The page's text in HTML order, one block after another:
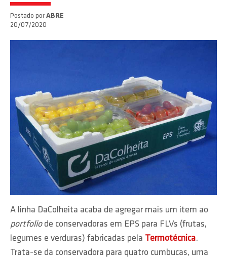
Postado por ABRE
20/07/2020
A linha DaColheita acaba de agregar mais um item ao
portfoliode conservadoras em EPS para FLVs (frutas,
legumes e verduras) fabricadas pela Termotécnica.
Trata-se da conservadora para quatro cumbucas, uma